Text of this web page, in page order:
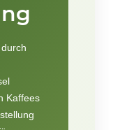
Kaffees